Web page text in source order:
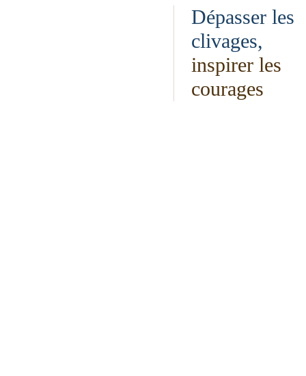
Dépasser les
clivages,
inspirer les
courages